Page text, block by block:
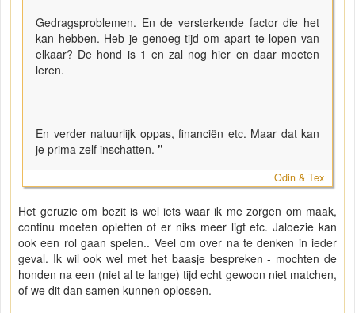
Gedragsproblemen. En de versterkende factor die het
kan hebben. Heb je genoeg tijd om apart te lopen van
elkaar? De hond is 1 en zal nog hier en daar moeten
leren.
En verder natuurlijk oppas, financiën etc. Maar dat kan
je prima zelf inschatten. "
Odin & Tex
Het geruzie om bezit is wel iets waar ik me zorgen om maak,
continu moeten opletten of er niks meer ligt etc. Jaloezie kan
ook een rol gaan spelen.. Veel om over na te denken in ieder
geval. Ik wil ook wel met het baasje bespreken - mochten de
honden na een (niet al te lange) tijd echt gewoon niet matchen,
of we dit dan samen kunnen oplossen.